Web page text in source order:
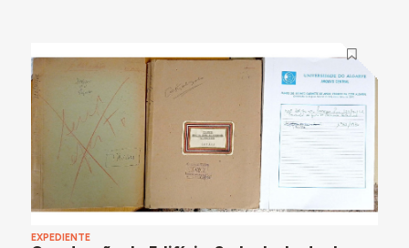
EXPEDIENTE